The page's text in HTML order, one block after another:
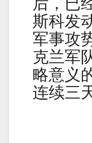
后，已
斯科发
军事攻
克兰军
略意义
连续三